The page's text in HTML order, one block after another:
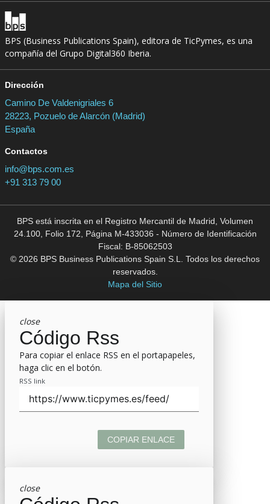
BPS (Business Publications Spain), editora de TicPymes, es una
compañía del Grupo Digital360 Iberia.
Dirección
Camino De Valdenigriales 6
28223, Pozuelo de Alarcón (Madrid)
España
Contactos
info@bps.com.es
+91 313 79 00
BPS está inscrita en el Registro Mercantil de Madrid, Volumen
24.100, Folio 172, Página M-433036 - Número de Identificación
Fiscal: B-85062503
© 2026 BPS Business Publications Spain S.L. Todos los derechos
reservados.
Mapa del Sitio
close
Código Rss
Para copiar el enlace RSS en el portapapeles,
haga clic en el botón.
RSS link
COPIAR ENLACE
close